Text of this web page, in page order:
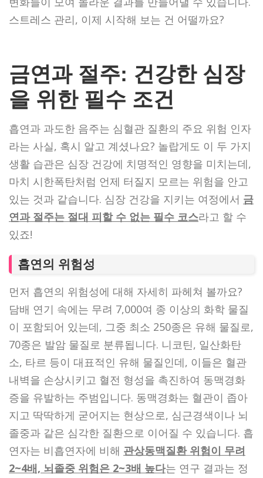
스트레스 관리, 이제 시작해 보는 건 어떨까요?
금연과 절주: 건강한 심장
을 위한 필수 조건
흡연과 과도한 음주는 심혈관 질환의 주요 위험 인자
라는 사실, 혹시 알고 계셨나요? 놀랍게도 이 두 가지
생활 습관은 심장 건강에 치명적인 영향을 미치는데,
마치 시한폭탄처럼 언제 터질지 모르는 위험을 안고
있는 것과 같습니다. 심장 건강을 지키는 여정에서 금
연과 절주는 절대 피할 수 없는 필수 코스라고 할 수
있죠!
흡연의 위험성
먼저 흡연의 위험성에 대해 자세히 파헤쳐 볼까요?
담배 연기 속에는 무려 7,000여 종 이상의 화학 물질
이 포함되어 있는데, 그중 최소 250종은 유해 물질로,
70종은 발암 물질로 분류됩니다. 니코틴, 일산화탄
소, 타르 등이 대표적인 유해 물질인데, 이들은 혈관
내벽을 손상시키고 혈전 형성을 촉진하여 동맥경화
증을 유발하는 주범입니다. 동맥경화는 혈관이 좁아
지고 딱딱하게 굳어지는 현상으로, 심근경색이나 뇌
졸중과 같은 심각한 질환으로 이어질 수 있습니다. 흡
연자는 비흡연자에 비해 관상동맥질환 위험이 무려
2~4배, 뇌졸중 위험은 2~3배 높다는 연구 결과는 정